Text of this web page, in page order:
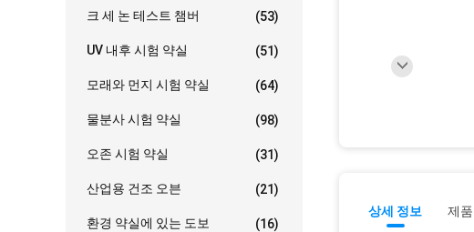
크 세 논 테스트 챔버 (53)
UV 내후 시험 약실 (51)
모래와 먼지 시험 약실 (64)
물분사 시험 약실 (98)
오존 시험 약실 (31)
산업용 건조 오븐 (21)
환경 약실에 있는 도보 (16)
상세 정보 제